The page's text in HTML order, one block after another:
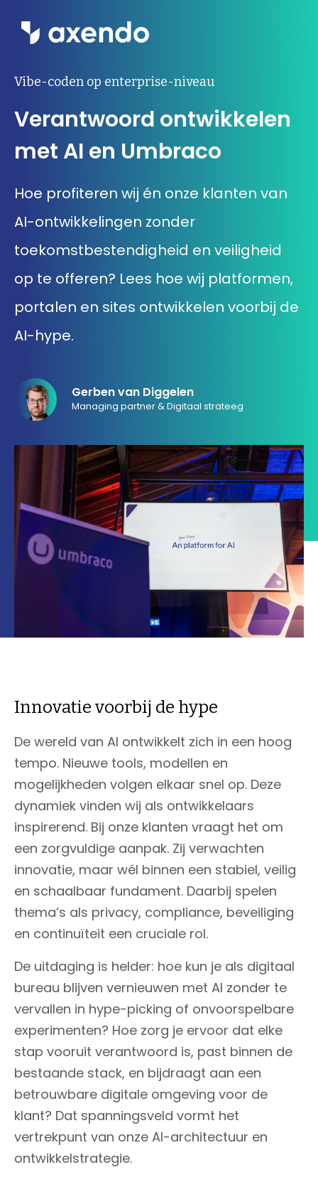
Wat we doen
Inzichten
Ons werk
Over ons
Contact
Werken bij Axendo
033 432 3038
Stuur routebeschrijving
Vibe-coden op enterprise-niveau
Verantwoord ontwikkelen
met AI en Umbraco
Hoe profiteren wij én onze klanten van
AI-ontwikkelingen zonder
toekomstbestendigheid en veiligheid
op te offeren? Lees hoe wij platformen,
portalen en sites ontwikkelen voorbij de
AI-hype.
Gerben van Diggelen
Managing partner & Digitaal strateeg
Innovatie voorbij de hype
De wereld van AI ontwikkelt zich in een hoog
tempo. Nieuwe tools, modellen en
mogelijkheden volgen elkaar snel op. Deze
dynamiek vinden wij als ontwikkelaars
inspirerend. Bij onze klanten vraagt het om
een zorgvuldige aanpak. Zij verwachten
innovatie, maar wél binnen een stabiel, veilig
en schaalbaar fundament. Daarbij spelen
thema’s als privacy, compliance, beveiliging
en continuïteit een cruciale rol.
De uitdaging is helder: hoe kun je als digitaal
bureau blijven vernieuwen met AI zonder te
vervallen in hype-picking of onvoorspelbare
experimenten? Hoe zorg je ervoor dat elke
stap vooruit verantwoord is, past binnen de
bestaande stack, en bijdraagt aan een
betrouwbare digitale omgeving voor de
klant? Dat spanningsveld vormt het
vertrekpunt van onze AI-architectuur en
ontwikkelstrategie.